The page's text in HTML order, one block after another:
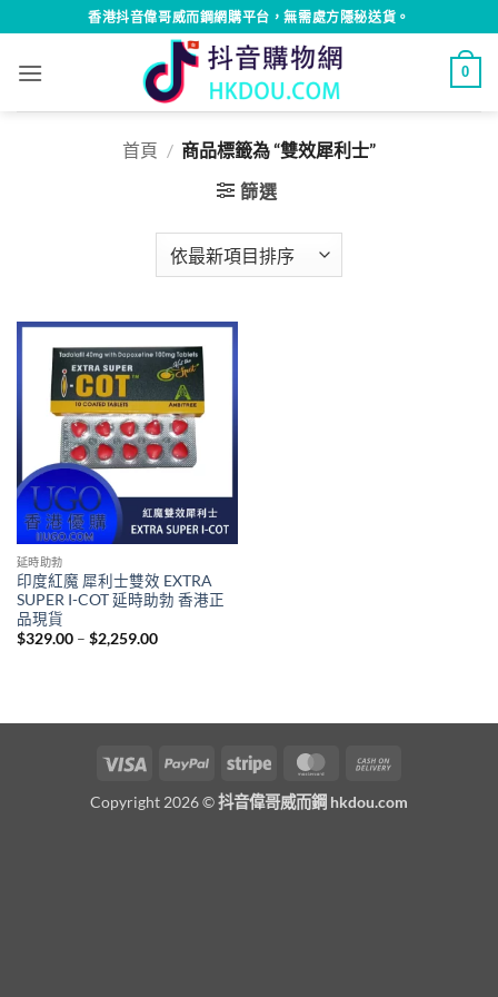
to
content
香港抖音偉哥威而鋼網購平台，無需處方隱秘送貨。
0
首頁 / 商品標籤為 “雙效犀利士”
篩選
延時助勃
印度紅魔 犀利士雙效 EXTRA
SUPER I-COT 延時助勃 香港正
品現貨
$329.00 – $2,259.00Price
Visa PayPal Stripe MasterCard
Delivery
Copyright 2026 ©抖音偉哥威而鋼 hkdou.com